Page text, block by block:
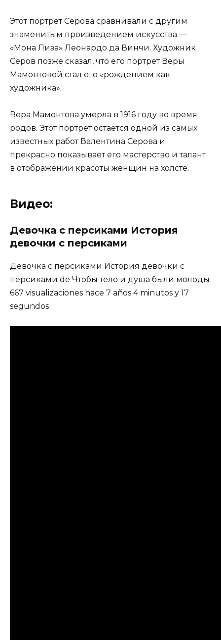
Этот портрет Серова сравнивали с другим
знаменитым произведением искусства —
«Мона Лиза» Леонардо да Винчи. Художник
Серов позже сказал, что его портрет Веры
Мамонтовой стал его «рождением как
художника».
Вера Мамонтова умерла в 1916 году во время
родов. Этот портрет остается одной из самых
известных работ Валентина Серова и
прекрасно показывает его мастерство и талант
в отображении красоты женщин на холсте.
Видео:
Девочка с персиками История
девочки с персиками
Девочка с персиками История девочки с
персиками de Чтобы тело и душа были молоды
667 visualizaciones hace 7 años 4 minutos y 17
segundos